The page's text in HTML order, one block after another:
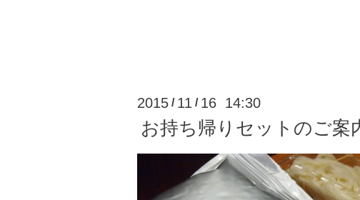
2015 / 11 / 16 14:30
お持ち帰りセットのご案